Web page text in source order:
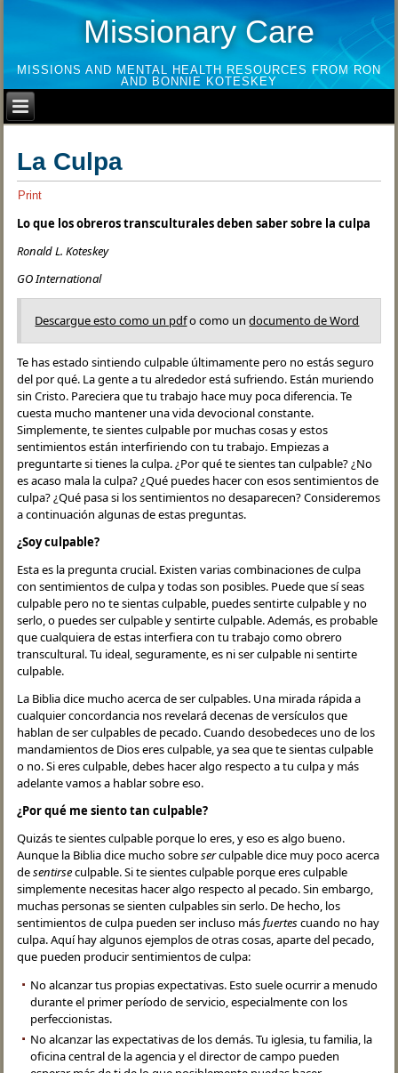
Missionary Care
MISSIONS AND MENTAL HEALTH RESOURCES FROM RON
AND BONNIE KOTESKEY
La Culpa
Print
Lo que los obreros transculturales deben saber sobre la culpa
Ronald L. Koteskey
GO International
Descargue esto como un pdfo como undocumento de Word
Te has estado sintiendo culpable últimamente pero no estás seguro
del por qué. La gente a tu alrededor está sufriendo. Están muriendo
sin Cristo. Pareciera que tu trabajo hace muy poca diferencia. Te
cuesta mucho mantener una vida devocional constante.
Simplemente, te sientes culpable por muchas cosas y estos
sentimientos están interfiriendo con tu trabajo. Empiezas a
preguntarte si tienes la culpa. ¿Por qué te sientes tan culpable? ¿No
es acaso mala la culpa? ¿Qué puedes hacer con esos sentimientos de
culpa? ¿Qué pasa si los sentimientos no desaparecen? Consideremos
a continuación algunas de estas preguntas.
¿Soy culpable?
Esta es la pregunta crucial. Existen varias combinaciones de culpa
con sentimientos de culpa y todas son posibles. Puede que sí seas
culpable pero no te sientas culpable, puedes sentirte culpable y no
serlo, o puedes ser culpable y sentirte culpable. Además, es probable
que cualquiera de estas interfiera con tu trabajo como obrero
transcultural. Tu ideal, seguramente, es ni ser culpable ni sentirte
culpable.
La Biblia dice mucho acerca de ser culpables. Una mirada rápida a
cualquier concordancia nos revelará decenas de versículos que
hablan de ser culpables de pecado. Cuando desobedeces uno de los
mandamientos de Dios eres culpable, ya sea que te sientas culpable
o no. Si eres culpable, debes hacer algo respecto a tu culpa y más
adelante vamos a hablar sobre eso.
¿Por qué me siento tan culpable?
Quizás te sientes culpable porque lo eres, y eso es algo bueno.
Aunque la Biblia dice mucho sobreserculpable dice muy poco acerca
desentirseculpable. Si te sientes culpable porque eres culpable
simplemente necesitas hacer algo respecto al pecado. Sin embargo,
muchas personas se sienten culpables sin serlo. De hecho, los
sentimientos de culpa pueden ser incluso másfuertescuando no hay
culpa. Aquí hay algunos ejemplos de otras cosas, aparte del pecado,
que pueden producir sentimientos de culpa:
No alcanzar tus propias expectativas. Esto suele ocurrir a menudo
durante el primer período de servicio, especialmente con los
perfeccionistas.
No alcanzar las expectativas de los demás. Tu iglesia, tu familia, la
oficina central de la agencia y el director de campo pueden